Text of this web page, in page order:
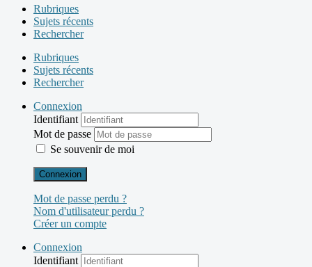
Rubriques
Sujets récents
Rechercher
Rubriques
Sujets récents
Rechercher
Connexion
Identifiant
Mot de passe
Se souvenir de moi
Connexion
Mot de passe perdu ?
Nom d'utilisateur perdu ?
Créer un compte
Connexion
Identifiant